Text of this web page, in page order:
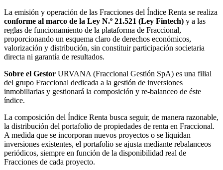
La emisión y operación de las Fracciones del Índice Renta se realiza
conforme al marco de la Ley N.º 21.521 (Ley Fintech) y a las
reglas de funcionamiento de la plataforma de Fraccional,
proporcionando un esquema claro de derechos económicos,
valorización y distribución, sin constituir participación societaria
directa ni garantía de resultados.
Sobre el Gestor URVANA (Fraccional Gestión SpA) es una filial
del grupo Fraccional dedicada a la gestión de inversiones
inmobiliarias y gestionará la composición y re-balanceo de éste
índice.
La composición del Índice Renta busca seguir, de manera razonable,
la distribución del portafolio de propiedades de renta en Fraccional.
A medida que se incorporan nuevos proyectos o se liquidan
inversiones existentes, el portafolio se ajusta mediante rebalanceos
periódicos, siempre en función de la disponibilidad real de
Fracciones de cada proyecto.